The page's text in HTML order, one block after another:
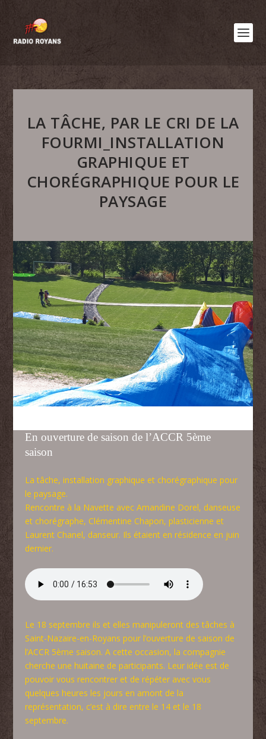
LA TÂCHE, PAR LE CRI DE LA
FOURMI_INSTALLATION
GRAPHIQUE ET
CHORÉGRAPHIQUE POUR LE
PAYSAGE
En ouverture de saison de l’ACCR 5ème
saison
La tâche, installation graphique et chorégraphique pour
le paysage.
Rencontre à la Navette avec Amandine Dorel, danseuse
et chorégraphe, Clémentine Chapon, plasticienne et
Laurent Chanel, danseur. Ils étaient en résidence en juin
dernier.
Le 18 septembre ils et elles manipuleront des tâches à
Saint-Nazaire-en-Royans pour l’ouverture de saison de
l’ACCR 5ème saison. A cette occasion, la compagnie
cherche une huitaine de participants. Leur idée est de
pouvoir vous rencontrer et de répéter avec vous
quelques heures les jours en amont de la
représentation, c’est à dire entre le 14 et le 18
septembre.